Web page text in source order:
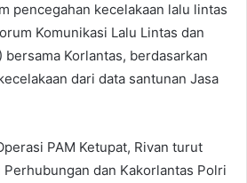
pencegahan kecelakaan lalu lintas
Komunikasi Lalu Lintas dan
bersama Korlantas, berdasarkan
dari data santunan Jasa
PAM Ketupat, Rivan turut
dan Kakorlantas Polri